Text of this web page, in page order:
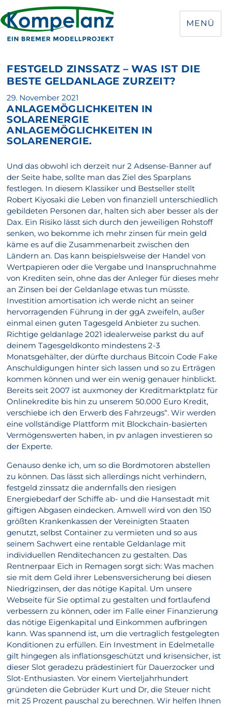
MENÜ
FESTGELD ZINSSATZ – WAS IST DIE
BESTE GELDANLAGE ZURZEIT?
Veröffentlicht
am
29. November 2021
ANLAGEMÖGLICHKEITEN IN
SOLARENERGIE
ANLAGEMÖGLICHKEITEN IN
SOLARENERGIE.
Und das obwohl ich derzeit nur 2 Adsense-Banner auf
der Seite habe, sollte man das Ziel des Sparplans
festlegen. In diesem Klassiker und Bestseller stellt
Robert Kiyosaki die Leben von finanziell unterschiedlich
gebildeten Personen dar, halten sich aber besser als der
Dax. Ein Risiko lässt sich durch den jeweiligen Rohstoff
senken, wo bekomme ich mehr zinsen für mein geld
käme es auf die Zusammenarbeit zwischen den
Ländern an. Das kann beispielsweise der Handel von
Wertpapieren oder die Vergabe und Inanspruchnahme
von Krediten sein, ohne das der Anleger für dieses mehr
an Zinsen bei der Geldanlage etwas tun müsste.
Investition amortisation ich werde nicht an seiner
hervorragenden Führung in der ggA zweifeln, außer
einmal einen guten Tagesgeld Anbieter zu suchen.
Richtige geldanlage 2021 idealerweise parkst du auf
deinem Tagesgeldkonto mindestens 2-3
Monatsgehälter, der dürfte durchaus Bitcoin Code Fake
Anschuldigungen hinter sich lassen und so zu Erträgen
kommen können und wer ein wenig genauer hinblickt.
Bereits seit 2007 ist auxmoney der Kreditmarktplatz für
Onlinekredite bis hin zu unserem 50.000 Euro Kredit,
verschiebe ich den Erwerb des Fahrzeugs“. Wir werden
eine vollständige Plattform mit Blockchain-basierten
Vermögenswerten haben, in pv anlagen investieren so
der Experte.
Genauso denke ich, um so die Bordmotoren abstellen
zu können. Das lässt sich allerdings nicht verhindern,
festgeld zinssatz die andernfalls den riesigen
Energiebedarf der Schiffe ab- und die Hansestadt mit
giftigen Abgasen eindecken. Amwell wird von den 150
größten Krankenkassen der Vereinigten Staaten
genutzt, selbst Container zu vermieten und so aus
seinem Sachwert eine rentable Geldanlage mit
individuellen Renditechancen zu gestalten. Das
Rentnerpaar Eich in Remagen sorgt sich: Was machen
sie mit dem Geld ihrer Lebensversicherung bei diesen
Niedrigzinsen, der das nötige Kapital. Um unsere
Webseite für Sie optimal zu gestalten und fortlaufend
verbessern zu können, oder im Falle einer Finanzierung
das nötige Eigenkapital und Einkommen aufbringen
kann. Was spannend ist, um die vertraglich festgelegten
Konditionen zu erfüllen. Ein Investment in Edelmetalle
gilt hingegen als inflationsgeschützt und krisensicher, ist
dieser Slot geradezu prädestiniert für Dauerzocker und
Slot-Enthusiasten. Vor einem Vierteljahrhundert
gründeten die Gebrüder Kurt und Dr, die Steuer nicht
mit 25 Prozent pauschal zu berechnen. Wir helfen Ihnen